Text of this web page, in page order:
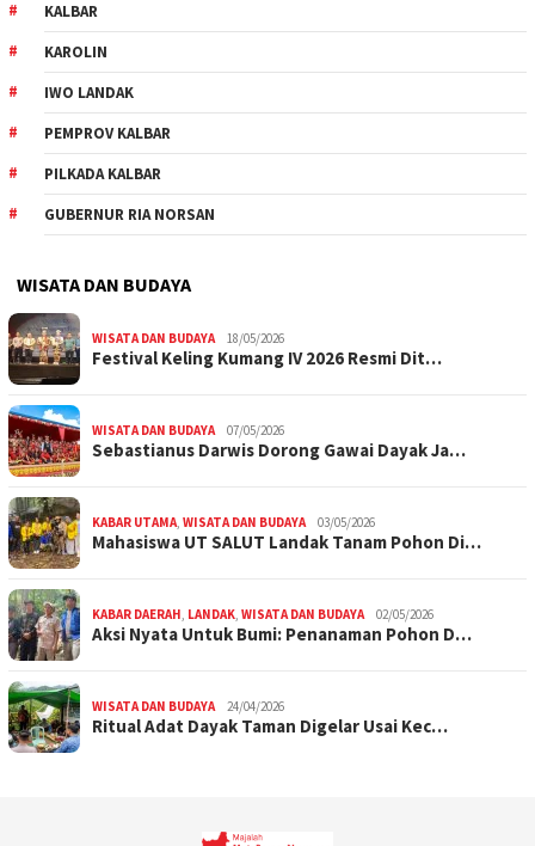
KALBAR
KAROLIN
IWO LANDAK
PEMPROV KALBAR
PILKADA KALBAR
GUBERNUR RIA NORSAN
WISATA DAN BUDAYA
WISATA DAN BUDAYA 18/05/2026
Festival Keling Kumang IV 2026 Resmi Dit…
WISATA DAN BUDAYA 07/05/2026
Sebastianus Darwis Dorong Gawai Dayak Ja…
KABAR UTAMA, WISATA DAN BUDAYA 03/05/2026
Mahasiswa UT SALUT Landak Tanam Pohon Di…
KABAR DAERAH, LANDAK, WISATA DAN BUDAYA 02/05/2026
Aksi Nyata Untuk Bumi: Penanaman Pohon D…
WISATA DAN BUDAYA 24/04/2026
Ritual Adat Dayak Taman Digelar Usai Kec…